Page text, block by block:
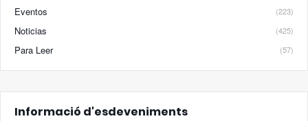
Eventos (223)
Noticias (425)
Para Leer (57)
Informació d'esdeveniments